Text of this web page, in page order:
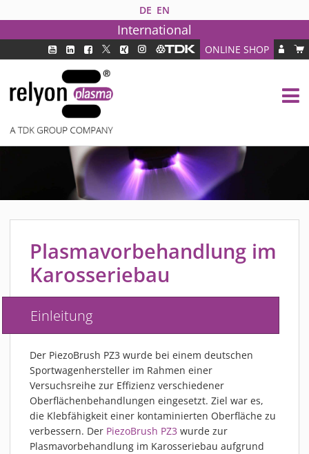
DE EN
International
ONLINE SHOP
PLASMATECHNOLOGIE
DBD TECHNOLOGIE
PAA TECHNOLOGIE®
PDD TECHNOLOGIE®
BRANCHEN
MEDIPLAS REACTOR
MEDIPLAS DRIVER
PIEZOBRUSH PZ3
PIEZOBRUSH PZ3-I
PIEZOBRUSH MODULE
PLASMABRUSH PB3
PLASMABRUSH PB3 INTEGRATION
PLASMATOOL
KONZEPTE
IMPLAPREP
Plasmavorbehandlung im
Karosseriebau
Einleitung
Der PiezoBrush PZ3 wurde bei einem deutschen
Sportwagenhersteller im Rahmen einer
Versuchsreihe zur Effizienz verschiedener
Oberflächenbehandlungen eingesetzt. Ziel war es,
die Klebfähigkeit einer kontaminierten Oberfläche zu
verbessern. Der PiezoBrush PZ3 wurde zur
Plasmavorbehandlung im Karosseriebau aufgrund